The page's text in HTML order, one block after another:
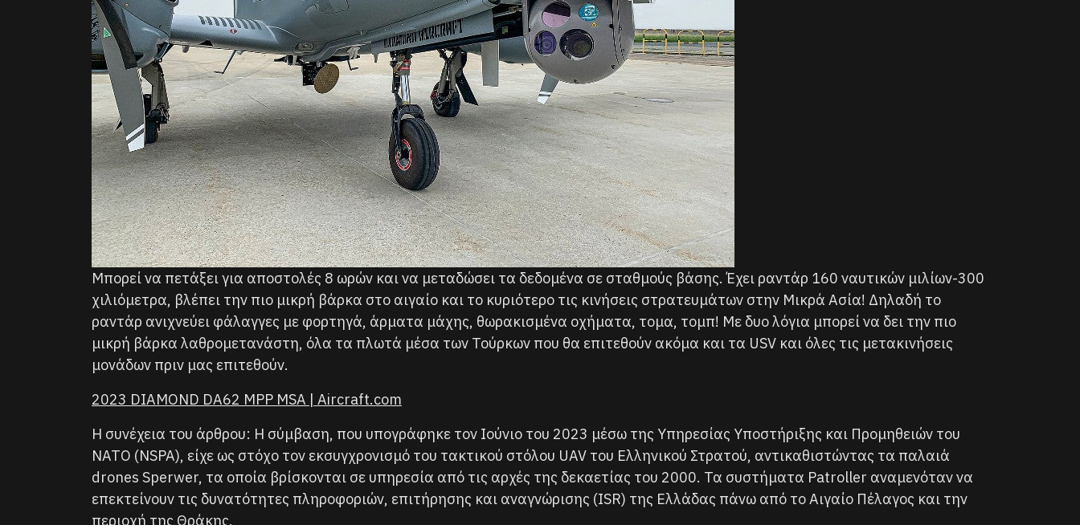
Μπορεί να πετάξει για αποστολές 8 ωρών και να μεταδώσει τα δεδομένα σε σταθμούς βάσης. Έχει ραντάρ 160 ναυτικών μιλίων-300
χιλιόμετρα, βλέπει την πιο μικρή βάρκα στο αιγαίο και το κυριότερο τις κινήσεις στρατευμάτων στην Μικρά Ασία! Δηλαδή το
ραντάρ ανιχνεύει φάλαγγες με φορτηγά, άρματα μάχης, θωρακισμένα οχήματα, τομα, τομπ! Με δυο λόγια μπορεί να δει την πιο
μικρή βάρκα λαθρομετανάστη, όλα τα πλωτά μέσα των Τούρκων που θα επιτεθούν ακόμα και τα USV και όλες τις μετακινήσεις
μονάδων πριν μας επιτεθούν.
2023 DIAMOND DA62 MPP MSA | Aircraft.com
Η συνέχεια του άρθρου: Η σύμβαση, που υπογράφηκε τον Ιούνιο του 2023 μέσω της Υπηρεσίας Υποστήριξης και Προμηθειών του
ΝΑΤΟ (NSPA), είχε ως στόχο τον εκσυγχρονισμό του τακτικού στόλου UAV του Ελληνικού Στρατού, αντικαθιστώντας τα παλαιά
drones Sperwer, τα οποία βρίσκονται σε υπηρεσία από τις αρχές της δεκαετίας του 2000. Τα συστήματα Patroller αναμενόταν να
επεκτείνουν τις δυνατότητες πληροφοριών, επιτήρησης και αναγνώρισης (ISR) της Ελλάδας πάνω από το Αιγαίο Πέλαγος και την
περιοχή της Θράκης.